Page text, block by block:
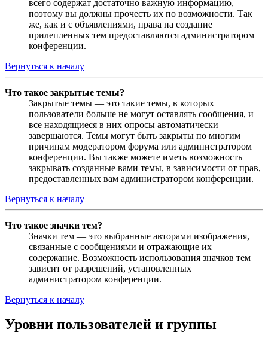
всего содержат достаточно важную информацию,
поэтому вы должны прочесть их по возможности. Так
же, как и с объявлениями, права на создание
прилепленных тем предоставляются администратором
конференции.
Вернуться к началу
Что такое закрытые темы?
Закрытые темы — это такие темы, в которых
пользователи больше не могут оставлять сообщения, и
все находящиеся в них опросы автоматически
завершаются. Темы могут быть закрыты по многим
причинам модератором форума или администратором
конференции. Вы также можете иметь возможность
закрывать созданные вами темы, в зависимости от прав,
предоставленных вам администратором конференции.
Вернуться к началу
Что такое значки тем?
Значки тем — это выбранные авторами изображения,
связанные с сообщениями и отражающие их
содержание. Возможность использования значков тем
зависит от разрешений, установленных
администратором конференции.
Вернуться к началу
Уровни пользователей и группы